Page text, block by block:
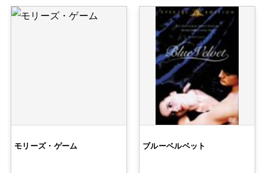
モリーズ・ゲーム ブルーベルベット